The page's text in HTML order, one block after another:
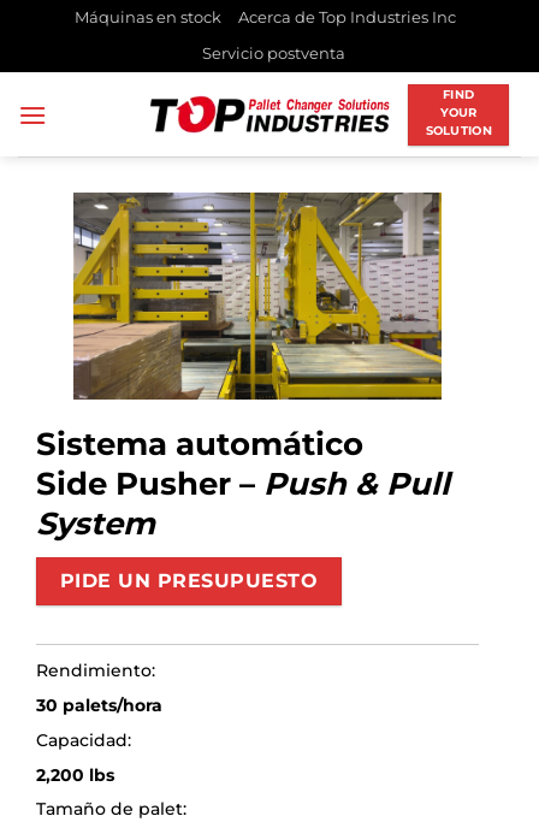
contenido
Máquinas en stock
Acerca de Top Industries Inc
Servicio postventa
FIND
YOUR
SOLUTION
Sistema automático
Side Pusher – Push & Pull
System
PIDE UN PRESUPUESTO
Rendimiento:
30 palets/hora
Capacidad:
2,200 lbs
Tamaño de palet: